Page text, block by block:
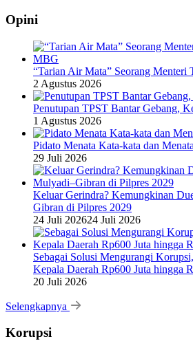
Opini
“Tarian Air Mata” Seorang Menteri
2 Agustus 2026
Penutupan TPST Bantar Gebang,
1 Agustus 2026
Pidato Menata Kata-kata dan
29 Juli 2026
Keluar Gerindra? Kemungkinan
Gibran di Pilpres 2029
24 Juli 202624 Juli 2026
Sebagai Solusi Mengurangi
Kepala Daerah Rp600 Juta hingga
20 Juli 2026
Selengkapnya
Korupsi